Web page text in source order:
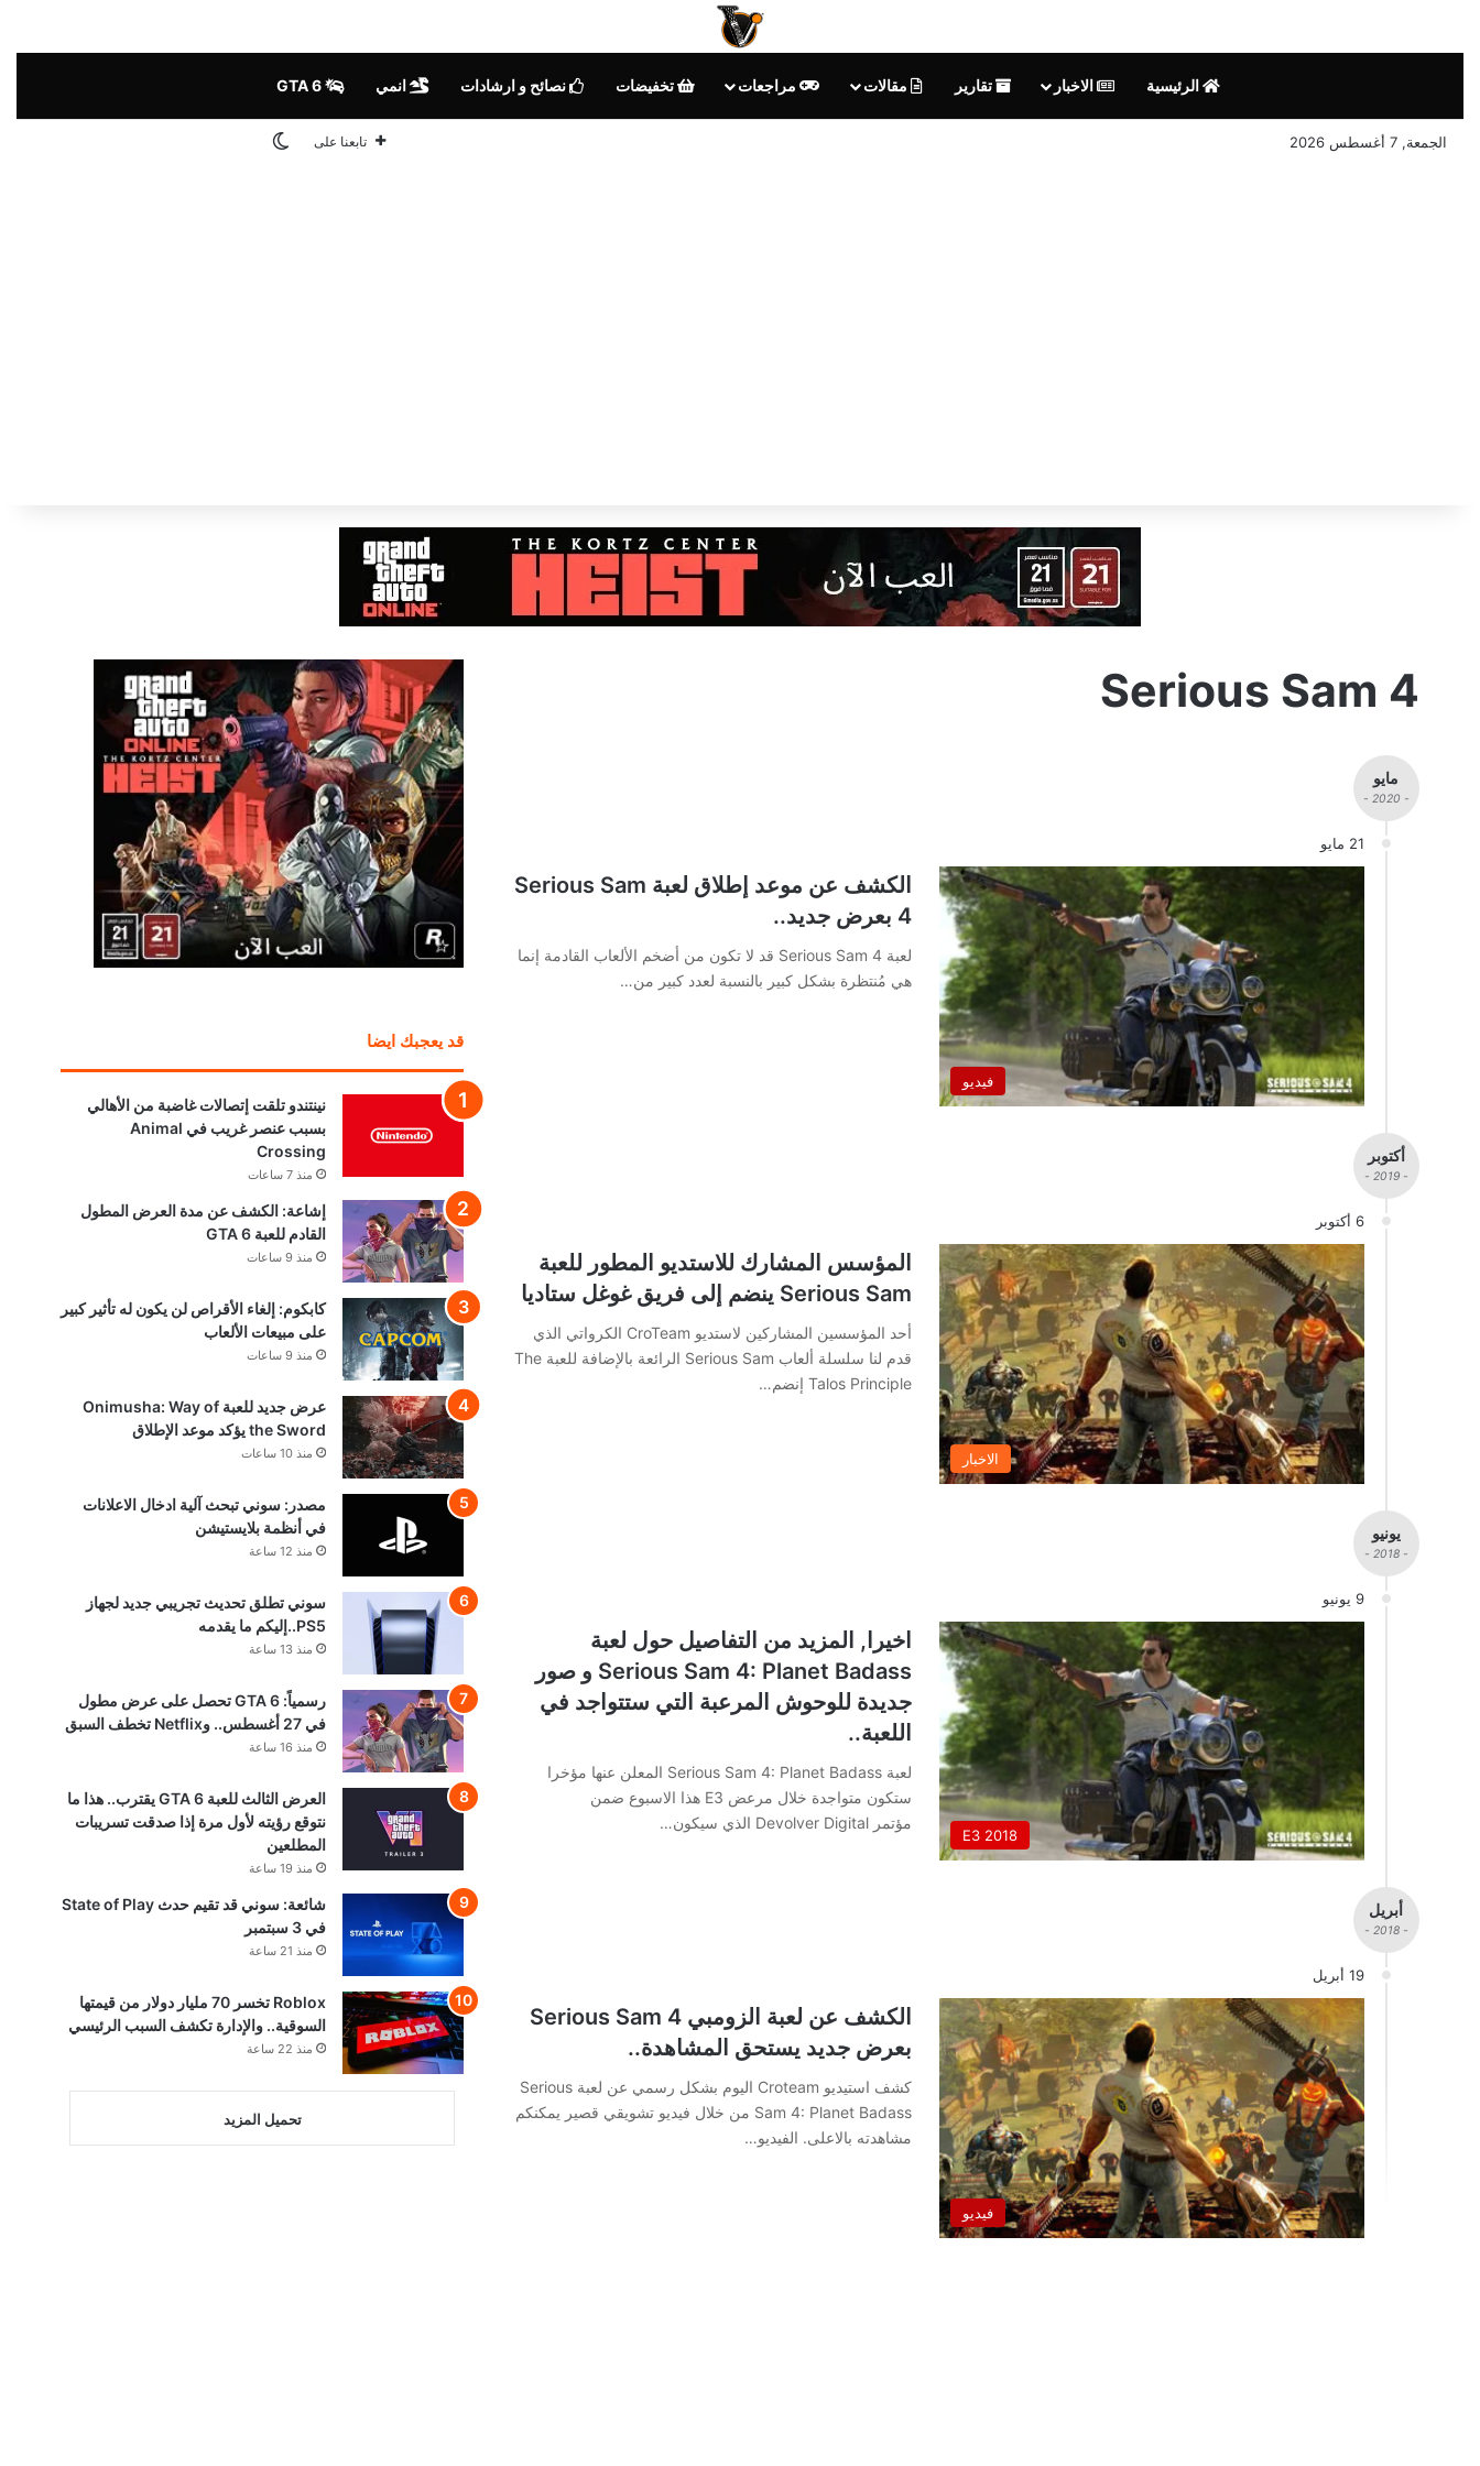
الرئيسية الاخبار تقارير مقالات مراجعات تخفيضات نصائح و ارشادات انمي
الجمعة, 7 أغسطس 2026 تابعنا على الوضع المظلم
Serious Sam 4
مايو
- 2020 -
21 مايو
فيديو
الكشف عن موعد إطلاق لعبة Serious Sam
4 بعرض جديد..
لعبة Serious Sam 4 قد لا تكون من أضخم الألعاب القادمة إنما
هي مُنتظرة بشكل كبير بالنسبة لعدد كبير من…
أكتوبر
- 2019 -
6 أكتوبر
الاخبار
المؤسس المشارك للاستديو المطور للعبة
Serious Sam ينضم إلى فريق غوغل ستاديا
أحد المؤسسين المشاركين لاستديو CroTeam الكرواتي الذي
قدم لنا سلسلة ألعاب Serious Sam الرائعة بالإضافة للعبة The
Talos Principle إنضم…
يونيو
- 2018 -
9 يونيو
E3 2018
اخيرا, المزيد من التفاصيل حول لعبة
Serious Sam 4: Planet Badass و صور
جديدة للوحوش المرعبة التي ستتواجد في
اللعبة..
لعبة Serious Sam 4: Planet Badass المعلن عنها مؤخرا
ستكون متواجدة خلال مرعض E3 هذا الاسبوع ضمن
مؤتمر Devolver Digital الذي سيكون…
أبريل
- 2018 -
19 أبريل
فيديو
الكشف عن لعبة الزومبي Serious Sam 4
بعرض جديد يستحق المشاهدة..
كشف استيديو Croteam اليوم بشكل رسمي عن لعبة Serious
Sam 4: Planet Badass من خلال فيديو تشويقي قصير يمكنكم
مشاهدته بالاعلى. الفيديو…
قد يعجبك ايضا
نينتندو تلقت إتصالات غاضبة من الأهالي
بسبب عنصر غريب في Animal
Crossing
منذ 7 ساعات
إشاعة: الكشف عن مدة العرض المطول
القادم للعبة GTA 6
منذ 9 ساعات
كابكوم: إلغاء الأقراص لن يكون له تأثير كبير
على مبيعات الألعاب
منذ 9 ساعات
عرض جديد للعبة Onimusha: Way of
the Sword يؤكد موعد الإطلاق
منذ 10 ساعات
مصدر: سوني تبحث آلية ادخال الاعلانات
في أنظمة بلايستيشن
منذ 12 ساعة
سوني تطلق تحديث تجريبي جديد لجهاز
PS5..إليكم ما يقدمه
منذ 13 ساعة
رسمياً: GTA 6 تحصل على عرض مطول
في 27 أغسطس.. وNetflix تخطف السبق
منذ 16 ساعة
العرض الثالث للعبة GTA 6 يقترب.. هذا ما
نتوقع رؤيته لأول مرة إذا صدقت تسريبات
المطلعين
منذ 19 ساعة
شائعة: سوني قد تقيم حدث State of Play
في 3 سبتمبر
منذ 21 ساعة
Roblox تخسر 70 مليار دولار من قيمتها
السوقية.. والإدارة تكشف السبب الرئيسي
منذ 22 ساعة
تحميل المزيد